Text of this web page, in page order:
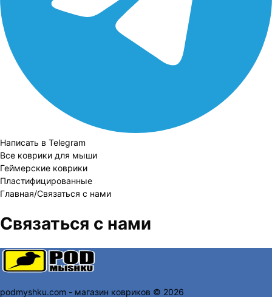
Написать в Telegram
Все коврики для мыши
Геймерские коврики
Пластифицированные
Главная/Связаться с нами
Связаться с нами
podmyshku.com - магазин ковриков © 2026